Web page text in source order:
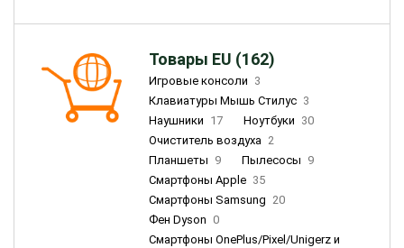
Товары EU (162)
Игровые консоли 3
Клавиатуры Мышь Стилус 3
Наушники 17 Ноутбуки 30
Очиститель воздуха 2
Планшеты 9 Пылесосы 9
Смартфоны Apple 35
Смартфоны Samsung 20
Фен Dyson 0
Смартфоны OnePlus/Pixel/Unigerz и